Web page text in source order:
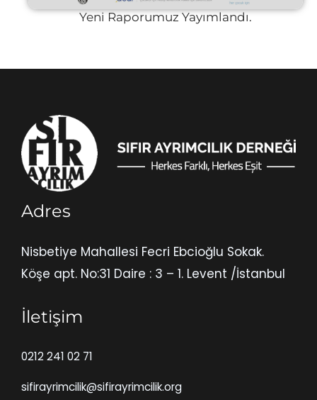
Yeni Raporumuz Yayımlandı.
Adres
Nisbetiye Mahallesi Fecri Ebcioğlu Sokak.
Köşe apt. No:31 Daire : 3 – 1. Levent /İstanbul
İletişim
0212 241 02 71
sifirayrimcilik@sifirayrimcilik.org